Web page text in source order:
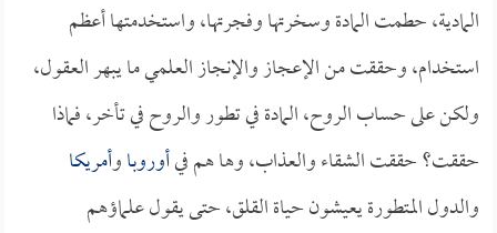
المادية، حطمت المادة وسخرتها وفجرتها، واستخدمتها أعظم
استخدام، وحققت من الإعجاز والإنجاز العلمي ما يبهر العقول،
ولكن على حساب الروح، المادة في تطور والروح في تأخر، فماذا
حققت؟ حققت الشقاء والعذاب، وها هم فيأوروباوأمريكا
والدول المتطورة يعيشون حياة القلق، حتى يقول علماؤهم